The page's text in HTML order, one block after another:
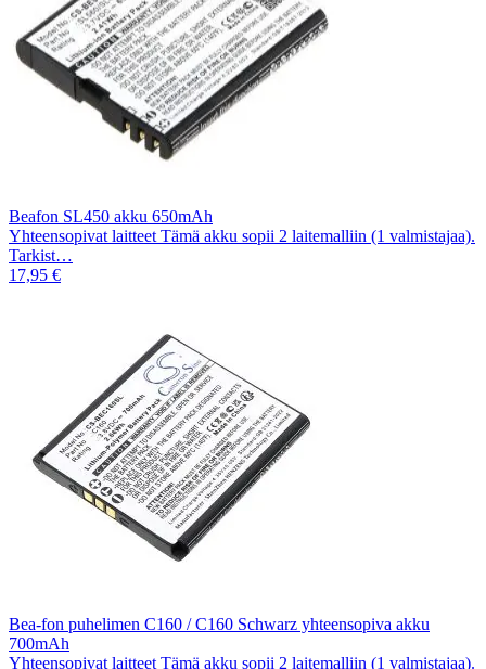
Beafon SL450 akku 650mAh
Yhteensopivat laitteet Tämä akku sopii 2 laitemalliin (1 valmistajaa).
Tarkist…
17,95 €
Bea-fon puhelimen C160 / C160 Schwarz yhteensopiva akku
700mAh
Yhteensopivat laitteet Tämä akku sopii 2 laitemalliin (1 valmistajaa).